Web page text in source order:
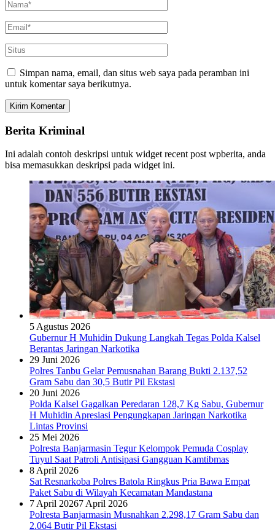
Simpan nama, email, dan situs web saya pada peramban ini
untuk komentar saya berikutnya.
Berita Kriminal
Ini adalah contoh deskripsi untuk widget recent post wpberita, anda
bisa memasukkan deskripsi pada widget ini.
5 Agustus 2026
Gubernur H Muhidin Dukung Langkah Tegas Polda Kalsel
Berantas Jaringan Narkotika
29 Juni 2026
Polres Tanbu Gelar Pemusnahan Barang Bukti 2.137,52
Gram Sabu dan 30,5 Butir Pil Ekstasi
20 Juni 2026
Polda Kalsel Gagalkan Peredaran 128,7 Kg Sabu, Gubernur
H Muhidin Apresiasi Pengungkapan Jaringan Narkotika
Lintas Provinsi
25 Mei 2026
Polresta Banjarmasin Tegur Kelompok Pemuda Cosplay
Tuyul Saat Patroli Antisipasi Gangguan Kamtibmas
8 April 2026
Sat Resnarkoba Polres Batola Ringkus Pria Bawa Empat
Paket Sabu di Wilayah Kecamatan Mandastana
7 April 20267 April 2026
Polresta Banjarmasin Musnahkan 2.298,17 Gram Sabu dan
2.064 Butir Pil Ekstasi